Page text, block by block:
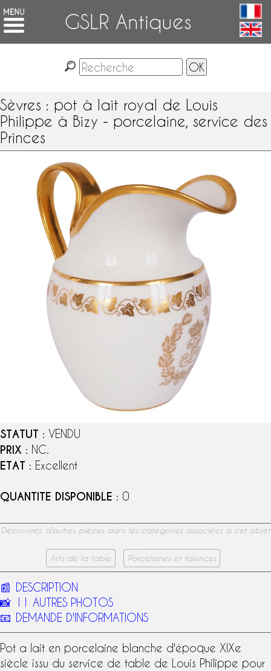
GSLR Antiques
Sèvres : pot à lait royal de Louis
Philippe à Bizy - porcelaine, service des
Princes
STATUT : VENDU
PRIX : NC.
ETAT : Excellent
QUANTITE DISPONIBLE : 0
Découvrez d’autres pièces dans les catégories associées à cet objet
:
Arts de la table
Porcelaines et faïences
📰 DESCRIPTION
📸 11 AUTRES PHOTOS
📧 DEMANDE D'INFORMATIONS
Pot a lait en porcelaine blanche d'époque XIXe
siècle issu du service de table de Louis Philippe pour